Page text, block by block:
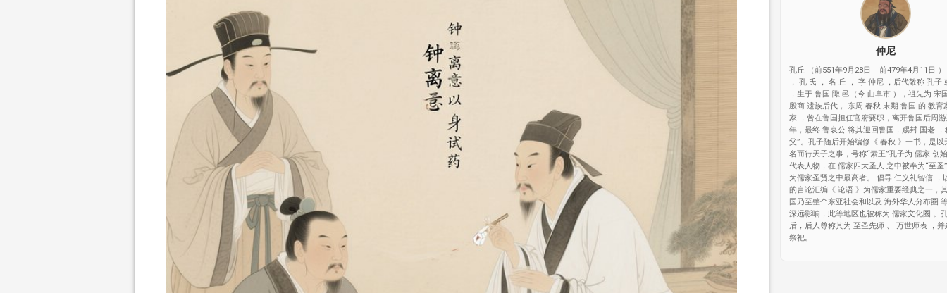
仲尼
孔丘 （前551年9月28日 —前479年4月11日
， 孔 氏 ， 名 丘 ， 字 仲尼 ，后代敬称 孔子
，生于 鲁国 陬 邑（今 曲阜市 ），祖先为 宋
殷商 遗族后代， 东周 春秋 末期 鲁国 的 教育
家 ，曾在鲁国担任官府要职，离开鲁国后周
年，最终 鲁哀公 将其迎回鲁国，赐封 国老 ，
父”。孔子随后开始编修《 春秋 》一书，是以
名而行天子之事，号称“素王”孔子为 儒家 创
代表人物，在 儒家四大圣人 之中被奉为“至圣
为儒家圣贤之中最高者。 倡导 仁义礼智信 ，
的言论汇编《 论语 》为儒家重要经典之一，
国乃至整个东亚社会和以及 海外华人分布圈
深远影响，此等地区也被称为 儒家文化圈 。
后，后人尊称其为 至圣先师 、 万世师表 ，并
祭祀。